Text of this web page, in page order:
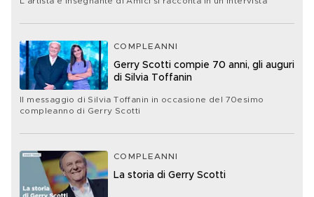
COMPLEANNI
Gerry Scotti compie 70 anni, gli auguri
di Silvia Toffanin
Il messaggio di Silvia Toffanin in occasione del 70esimo
compleanno di Gerry Scotti
COMPLEANNI
La storia di Gerry Scotti